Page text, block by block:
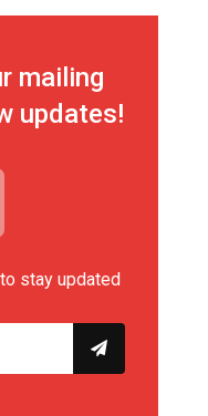
mailing
updates!
stay updated